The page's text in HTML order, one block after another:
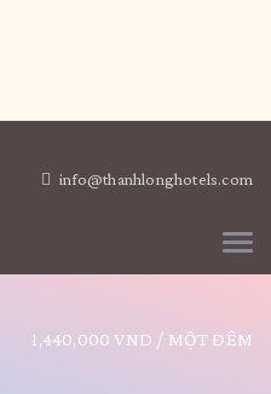
info@thanhlonghotels.com
1,440,000 VND / MỘT ĐÊM